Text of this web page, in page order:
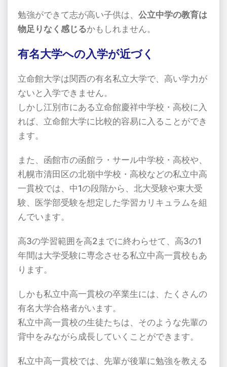
勉強ができて志が高い子供は、 公立中学の教育は
物足りなく感じるかもしれません。
有名大学への入学が近づく
立命館大学は関西の有名私立大学で、高い学力が
ないと入学できません。
しかし江別市にある立命館慶祥中学校・高校に入
れば、立命館大学に比較的容易に入ることができ
ます。
また、函館市の函館ラ・サール中学校・高校や、
札幌市清田区の北嶺中学校・高校などの私立中高
一貫校では、中1の段階から、北大受験や東大受
験、医学部受験を想定した学習カリキュラムを組
んでいます。
高3の学習範囲を高2までに終わらせて、高3の1
年間は大学受験に専念させる私立中高一貫校もあ
ります。
しかも私立中高一貫校の卒業生には、たくさんの
有名大学合格者がいます。
私立中高一貫校の生徒たちは、そのような先輩の
背中をみながら成長していくことができます。
私立中高一貫校では、先輩が後輩に勉強を教える